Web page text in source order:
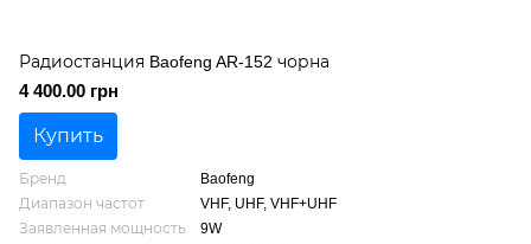
Радиостанция Baofeng AR-152 чорна
4 400.00 грн
Купить
Бренд
Baofeng
Диапазон частот
VHF, UHF, VHF+UHF
Заявленная мощность
9W